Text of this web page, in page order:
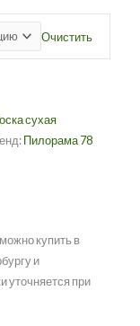
Очистить
сухая
Пилорама 78
купить в
и
уточняется при